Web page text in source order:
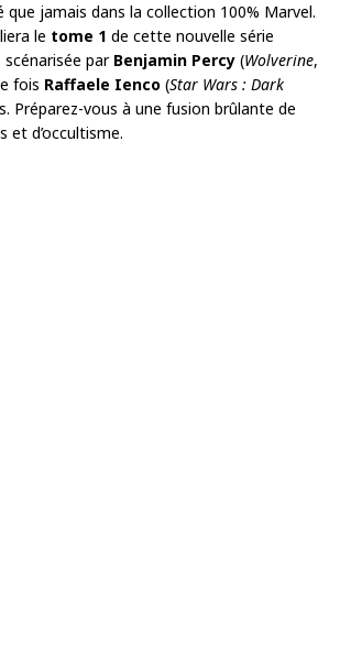
que jamais dans la collection 100% Marvel.
le tome 1 de cette nouvelle série
par Benjamin Percy (Wolverine,
fois Raffaele Ienco (Star Wars : Dark
Préparez-vous à une fusion brûlante de
et d’occultisme.